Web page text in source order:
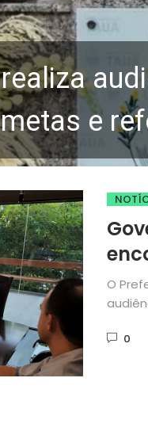
e
O
0